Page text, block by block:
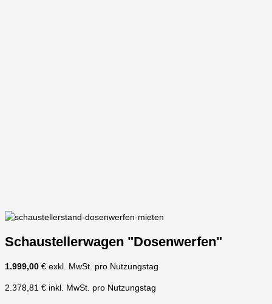
Schaustellerwagen "Dosenwerfen"
1.999,00 € exkl. MwSt. pro Nutzungstag
2.378,81 € inkl. MwSt. pro Nutzungstag